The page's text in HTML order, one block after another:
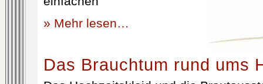
» Mehr lesen…
Das Brauchtum rund ums